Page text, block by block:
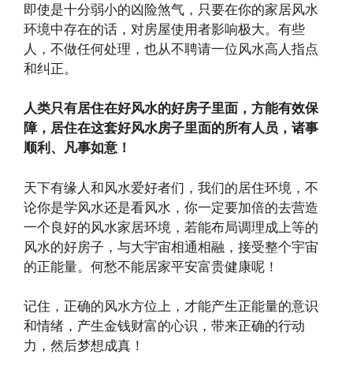
即使是十分弱小的凶险煞气，只要在你的家居风水
环境中存在的话，对房屋使用者影响极大。有些
人，不做任何处理，也从不聘请一位风水高人指点
和纠正。
人类只有居住在好风水的好房子里面，方能有效保
障，居住在这套好风水房子里面的所有人员，诸事
顺利、凡事如意！
天下有缘人和风水爱好者们，我们的居住环境，不
论你是学风水还是看风水，你一定要加倍的去营造
一个良好的风水家居环境，若能布局调理成上等的
风水的好房子，与大宇宙相通相融，接受整个宇宙
的正能量。何愁不能居家平安富贵健康呢！
记住，正确的风水方位上，才能产生正能量的意识
和情绪，产生金钱财富的心识，带来正确的行动
力，然后梦想成真！